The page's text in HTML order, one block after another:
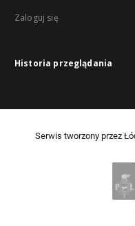
Zaloguj się
Historia przeglądania
Serwis tworzony przez